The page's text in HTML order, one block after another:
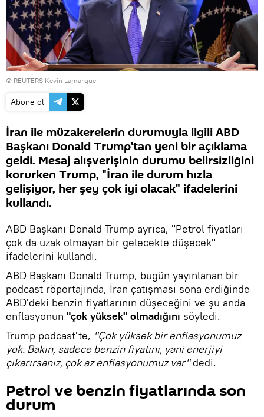
© REUTERS Kevin Lamarque
Abone ol
İran ile müzakerelerin durumuyla ilgili ABD
Başkanı Donald Trump'tan yeni bir açıklama
geldi. Mesaj alışverişinin durumu belirsizliğini
korurken Trump, "İran ile durum hızla
gelişiyor, her şey çok iyi olacak" ifadelerini
kullandı.
ABD Başkanı Donald Trump ayrıca, "Petrol fiyatları
çok da uzak olmayan bir gelecekte düşecek"
ifadelerini kullandı.
ABD Başkanı Donald Trump, bugün yayınlanan bir
podcast röportajında, İran çatışması sona erdiğinde
ABD'deki benzin fiyatlarının düşeceğini ve şu anda
enflasyonun "çok yüksek" olmadığını söyledi.
Trump podcast'te, "Çok yüksek bir enflasyonumuz
yok. Bakın, sadece benzin fiyatını, yani enerjiyi
çıkarırsanız, çok az enflasyonumuz var"dedi.
Petrol ve benzin fiyatlarında son
durum